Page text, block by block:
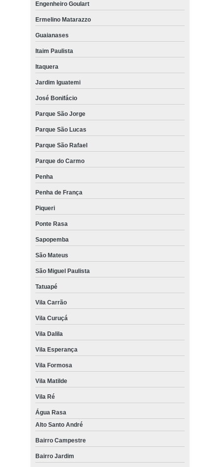
Engenheiro Goulart
Ermelino Matarazzo
Guaianases
Itaim Paulista
Itaquera
Jardim Iguatemi
José Bonifácio
Parque São Jorge
Parque São Lucas
Parque São Rafael
Parque do Carmo
Penha
Penha de França
Piqueri
Ponte Rasa
Sapopemba
São Mateus
São Miguel Paulista
Tatuapé
Vila Carrão
Vila Curuçá
Vila Dalila
Vila Esperança
Vila Formosa
Vila Matilde
Vila Ré
Água Rasa
Alto Santo André
Bairro Campestre
Bairro Jardim